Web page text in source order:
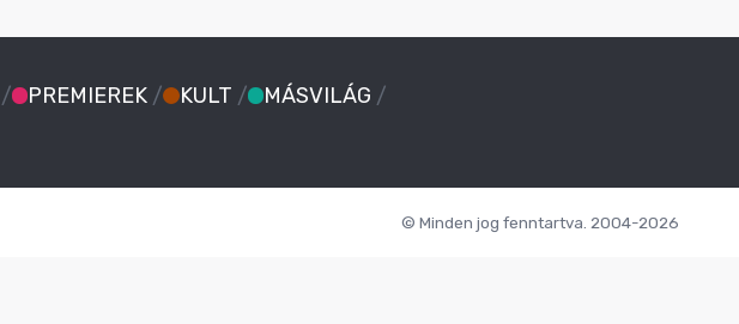
/ PREMIEREK / KULT / MÁSVILÁG /
© Minden jog fenntartva. 2004-2026